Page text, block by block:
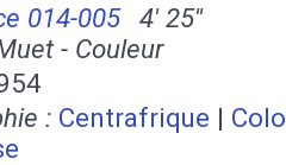
014-005
4' 25''
- Couleur
: Centrafrique |